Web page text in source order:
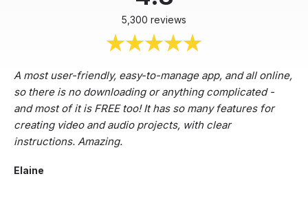
5,300 reviews
A most user-friendly, easy-to-manage app, and all online,
so there is no downloading or anything complicated -
and most of it is FREE too! It has so many features for
creating video and audio projects, with clear
instructions. Amazing.
Elaine